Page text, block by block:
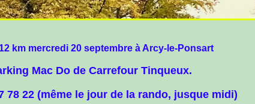
km mercredi 20 septembre à Arcy-le-Ponsart
Mac Do de Carrefour Tinqueux.
78 22 (même le jour de la rando, jusque midi)